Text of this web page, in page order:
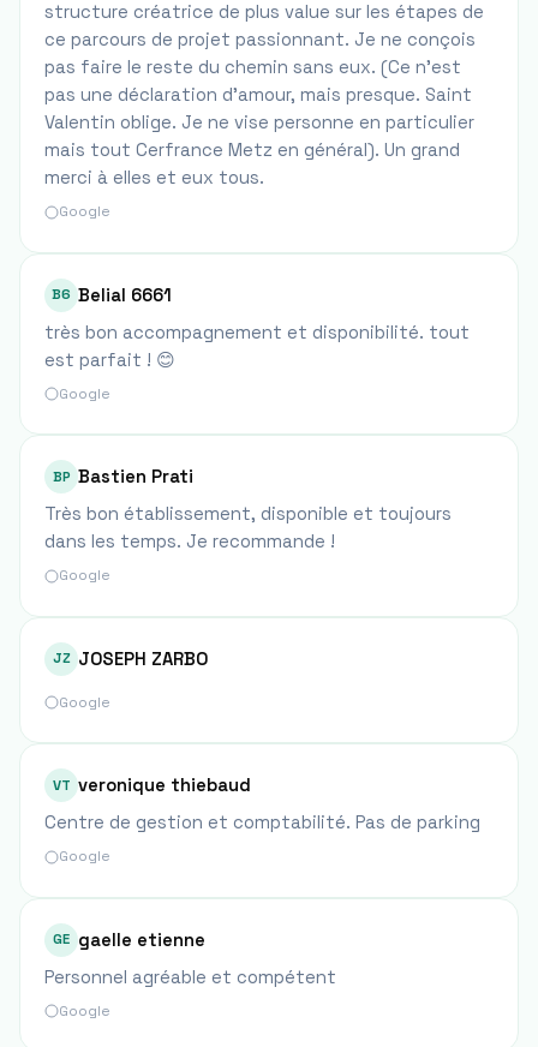
structure créatrice de plus value sur les étapes de
ce parcours de projet passionnant. Je ne conçois
pas faire le reste du chemin sans eux. (Ce n’est
pas une déclaration d’amour, mais presque. Saint
Valentin oblige. Je ne vise personne en particulier
mais tout Cerfrance Metz en général). Un grand
merci à elles et eux tous.
Google
B6 Belial 6661
très bon accompagnement et disponibilité. tout
est parfait ! 😊
Google
BP Bastien Prati
Très bon établissement, disponible et toujours
dans les temps. Je recommande !
Google
JZ JOSEPH ZARBO
Google
VT veronique thiebaud
Centre de gestion et comptabilité. Pas de parking
Google
GE gaelle etienne
Personnel agréable et compétent
Google